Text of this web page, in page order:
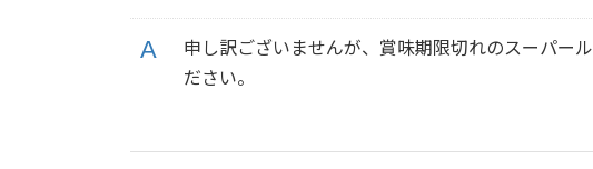
申し訳ございませんが、賞味期限切れのスーパー
ださい。